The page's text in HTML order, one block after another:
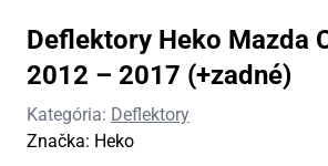
Deflektory Heko Mazda
2012 – 2017 (+zadné)
Kategória: Deflektory
Značka: Heko